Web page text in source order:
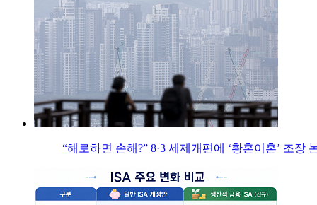
“해로하면 손해?” 8·3 세제개편에 ‘황혼이혼’ 조장